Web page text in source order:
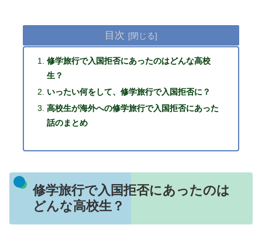
目次
修学旅行で入国拒否にあったのはどんな高校
生？
いったい何をして、修学旅行で入国拒否に？
高校生が海外への修学旅行で入国拒否にあった
話のまとめ
修学旅行で入国拒否にあったのは
どんな高校生？